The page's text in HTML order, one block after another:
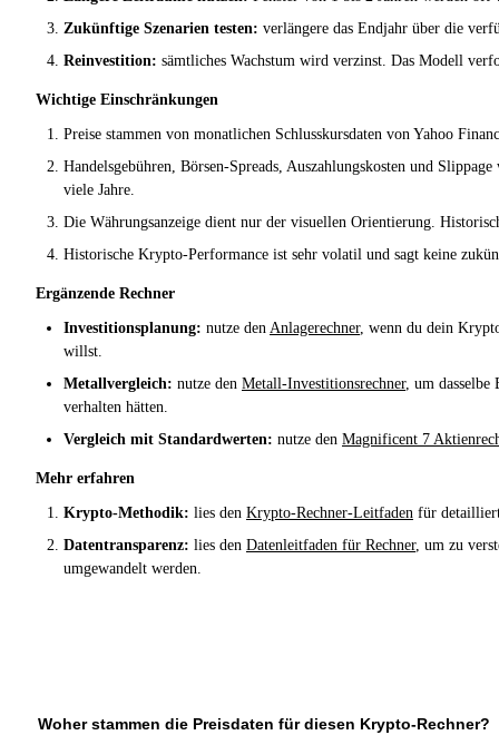
Zukünftige Szenarien testen: verlängere das Endjahr über die
Reinvestition: sämtliches Wachstum wird verzinst. Das Modell
Wichtige Einschränkungen
Preise stammen von monatlichen Schlusskursdaten von Yahoo
Handelsgebühren, Börsen-Spreads, Auszahlungskosten und
viele Jahre.
Die Währungsanzeige dient nur der visuellen Orientierung.
Historische Krypto-Performance ist sehr volatil und sagt keine
Ergänzende Rechner
Investitionsplanung: nutze den Anlagerechner, wenn du dein
willst.
Metallvergleich: nutze den Metall-Investitionsrechner, um dasselbe
verhalten hätten.
Vergleich mit Standardwerten: nutze den Magnificent 7
Mehr erfahren
Krypto-Methodik: lies den Krypto-Rechner-Leitfaden für
Datentransparenz: lies den Datenleitfaden für Rechner, um zu
umgewandelt werden.
Woher stammen die Preisdaten für diesen Krypto-Rechner?